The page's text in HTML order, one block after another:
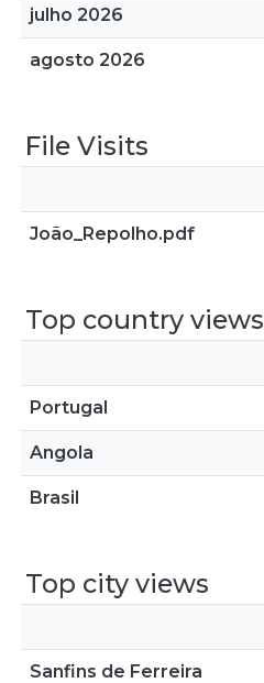
julho 2026
agosto 2026
File Visits
João_Repolho.pdf
Top country views
Portugal
Angola
Brasil
Top city views
Sanfins de Ferreira